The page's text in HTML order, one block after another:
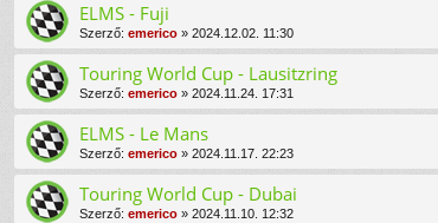
ELMS - Fuji
Szerző: emerico » 2024.12.02. 11:30
Touring World Cup - Lausitzring
Szerző: emerico » 2024.11.24. 17:31
ELMS - Le Mans
Szerző: emerico » 2024.11.17. 22:23
Touring World Cup - Dubai
Szerző: emerico » 2024.11.10. 12:32